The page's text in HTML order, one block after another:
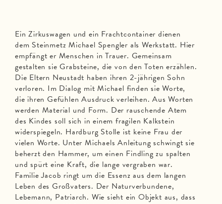
Ein Zirkuswagen und ein Frachtcontainer dienen
dem Steinmetz Michael Spengler als Werkstatt. Hier
empfängt er Menschen in Trauer. Gemeinsam
gestalten sie Grabsteine, die von den Toten erzählen.
Die Eltern Neustadt haben ihren 2-jährigen Sohn
verloren. Im Dialog mit Michael finden sie Worte,
die ihren Gefühlen Ausdruck verleihen. Aus Worten
werden Material und Form. Der rauschende Atem
des Kindes soll sich in einem fragilen Kalkstein
widerspiegeln. Hardburg Stolle ist keine Frau der
vielen Worte. Unter Michaels Anleitung schwingt sie
beherzt den Hammer, um einen Findling zu spalten
und spürt eine Kraft, die lange vergraben war.
Familie Jacob ringt um die Essenz aus dem langen
Leben des Großvaters. Der Naturverbundene,
Lebemann, Patriarch. Wie sieht ein Objekt aus, dass